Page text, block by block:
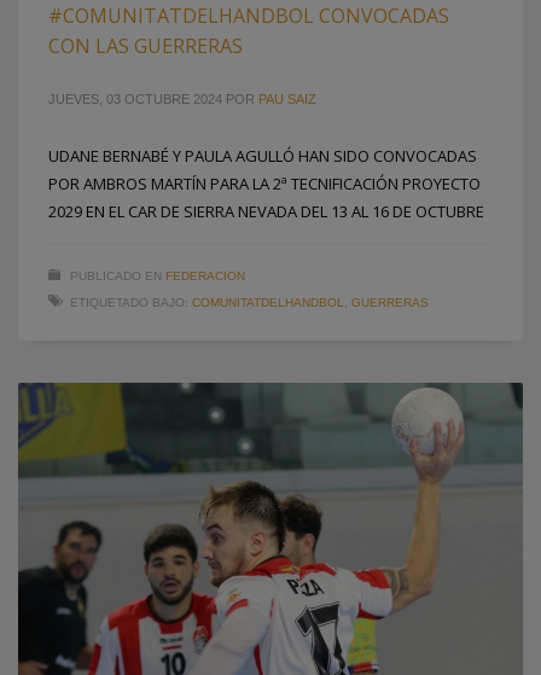
#COMUNITATDELHANDBOL CONVOCADAS
CON LAS GUERRERAS
JUEVES, 03 OCTUBRE 2024 POR PAU SAIZ
UDANE BERNABÉ Y PAULA AGULLÓ HAN SIDO CONVOCADAS
POR AMBROS MARTÍN PARA LA 2ª TECNIFICACIÓN PROYECTO
2029 EN EL CAR DE SIERRA NEVADA DEL 13 AL 16 DE OCTUBRE
PUBLICADO EN FEDERACION
ETIQUETADO BAJO: COMUNITATDELHANDBOL GUERRERAS